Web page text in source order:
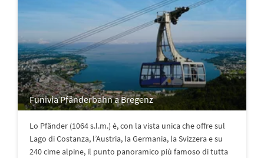
Funivia Pfänderbahn a Bregenz
Lo Pfänder (1064 s.l.m.) è, con la vista unica che offre sul
Lago di Costanza, l’Austria, la Germania, la Svizzera e su
240 cime alpine, il punto panoramico più famoso di tutta